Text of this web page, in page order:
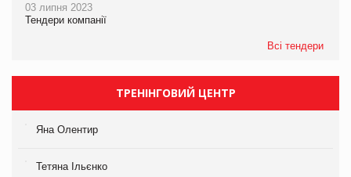
03 липня 2023
Тендери компанії
Всі тендери
ТРЕНІНГОВИЙ ЦЕНТР
Яна Олентир
Тетяна Ільєнко